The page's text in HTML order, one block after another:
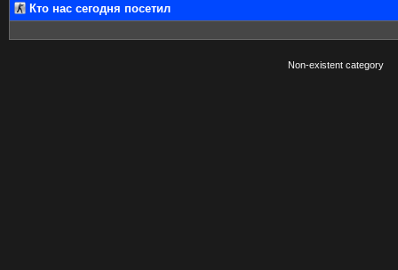
Кто нас сегодня посетил
Non-existent category